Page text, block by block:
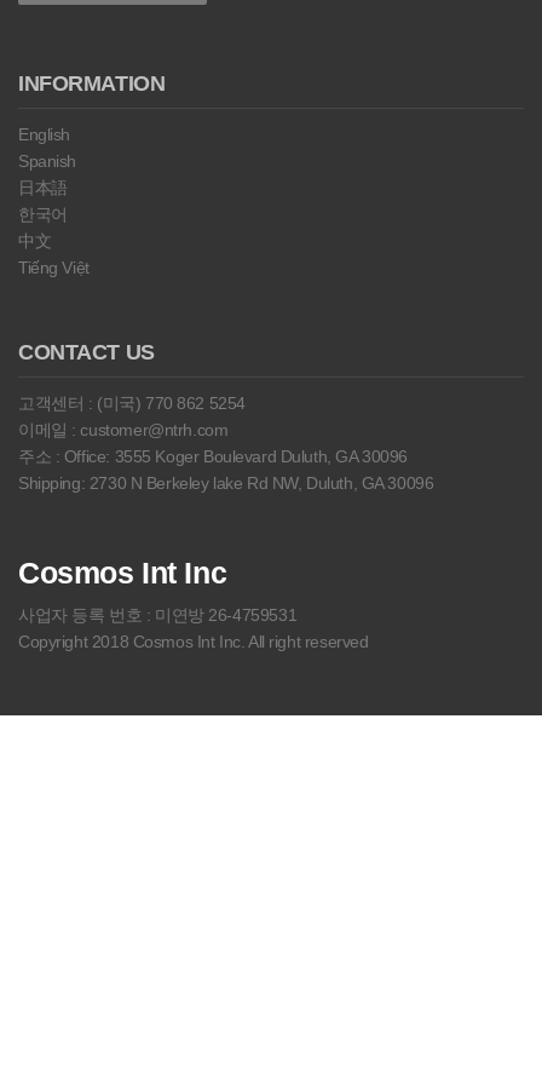
INFORMATION
English
Spanish
日本語
한국어
中文
Tiếng Việt
CONTACT US
고객센터 : (미국) 770 862 5254
이메일 : customer@ntrh.com
주소 : Office: 3555 Koger Boulevard Duluth, GA 30096
Shipping: 2730 N Berkeley lake Rd NW, Duluth, GA 30096
Cosmos Int Inc
사업자 등록 번호 : 미연방 26-4759531
Copyright 2018 Cosmos Int Inc. All right reserved